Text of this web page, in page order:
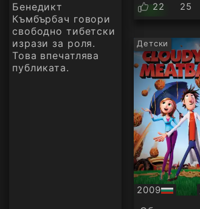
Бенедикт
Къмбърбач говори
свободно тибетски
изрази за роля.
Това впечатлява
публиката.
22 25
Детски
2009
БГ
аудио